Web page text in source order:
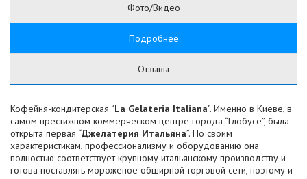
Фото/Видео
Подробнее
Отзывы
Кофейня-кондитерская “La Gelateria Italiana”. Именно в Киеве, в
самом престижном коммерческом центре города “Глобусе”, была
открыта первая “Джелатерия Итальяна”. По своим
характеристикам, профессионализму и оборудованию она
полностью соответствует крупному итальянскому производству и
готова поставлять мороженое обширной торговой сети, поэтому и